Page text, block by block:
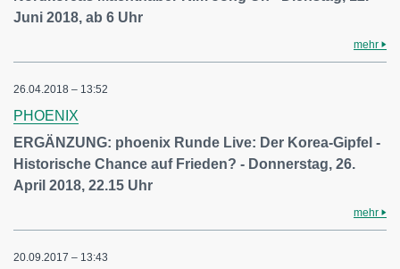
Juni 2018, ab 6 Uhr
mehr
26.04.2018 – 13:52
PHOENIX
ERGÄNZUNG: phoenix Runde Live: Der Korea-Gipfel -
Historische Chance auf Frieden? - Donnerstag, 26.
April 2018, 22.15 Uhr
mehr
20.09.2017 – 13:43